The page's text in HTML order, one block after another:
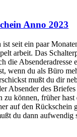
Anno 2023
ist seit ein paar
arbeit. Das
die Absenderadresse
wenn du als Büro
mußt du dir
Absender des
zu können, früher hast
auf den Rückschein
du dann aufwendig